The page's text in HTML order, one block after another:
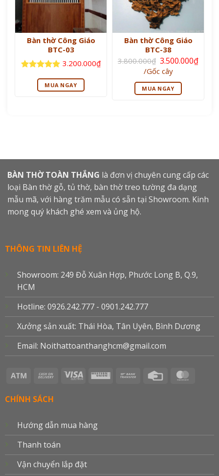
Bàn thờ Công Giáo
BTC-03
5
3.200.000₫
MUA NGAY
Bàn thờ Công Giáo
BTC-38
3.800.000₫ Giá
gốc
là:
3.800.000₫.
3.500.000₫
Giá
hiện
tại
là:
/Gốc cây
MUA NGAY
BÀN THỜ TOÀN THẮNG là đơn vị chuyên cung cấp các
loại Bàn thờ gỗ, tủ thờ, bàn thờ treo tường đa dạng
mẫu mã, với hàng trăm mẫu có sẵn tại Showroom. Kinh
mong quý khách ghé xem và ủng hộ.
THÔNG TIN LIÊN HỆ
Showroom: 249 Đỗ Xuân Hợp, Phước Long B, Q.9,
HCM
Hotline: 0926.242.777 - 0901.242.777
Xưởng sản xuất: Thái Hòa, Tân Uyên, Bình Dương
Email: Noithattoanthanghcm@gmail.com
Atm
Cash
Visa
Western
Bank
Credit
CHÍNH SÁCH
Hướng dẫn mua hàng
Thanh toán
Vận chuyển lắp đặt